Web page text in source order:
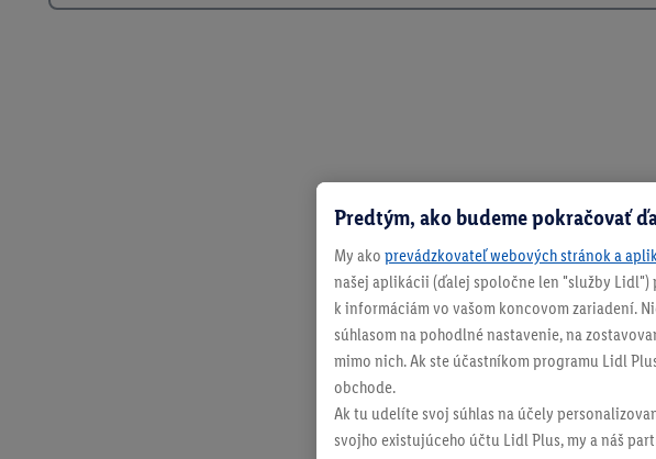
Predtým, ako budeme pokračovať
My ako prevádzkovateľ webových stránok a
našej aplikácii (ďalej spoločne len "služby
k informáciám vo vašom koncovom zariadení.
súhlasom na pohodlné nastavenie, na
mimo nich. Ak ste účastníkom programu Lidl
obchode.
Ak tu udelíte svoj súhlas na účely
svojho existujúceho účtu Lidl Plus, my a náš